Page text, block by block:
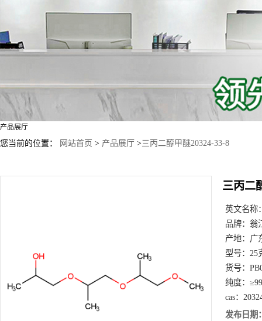
产品展厅
您当前的位置： 网站首页 > 产品展厅 >三丙二醇甲醚20324-33-8
三丙二
英文名称
品牌： 翁
产地： 广
型号： 25
货号：
纯度：
cas：
发布日期